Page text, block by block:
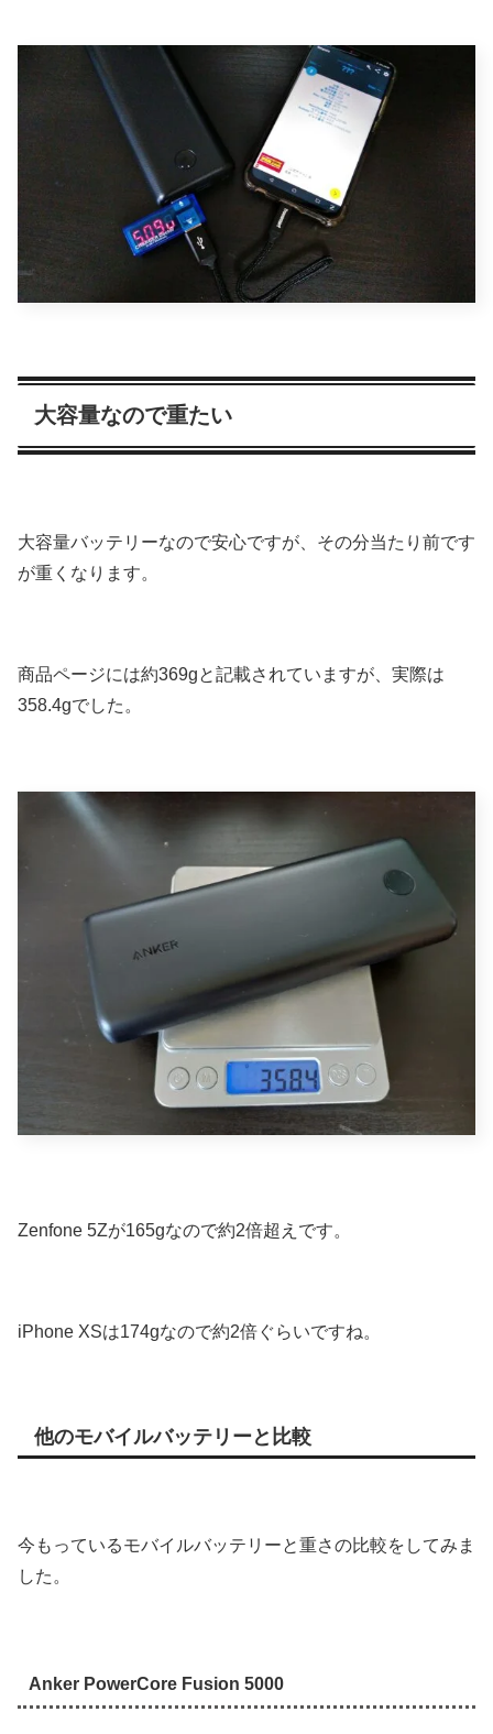
大容量なので重たい
大容量バッテリーなので安心ですが、その分当たり前です
が重くなります。
商品ページには約369gと記載されていますが、実際は
358.4gでした。
Zenfone 5Zが165gなので約2倍超えです。
iPhone XSは174gなので約2倍ぐらいですね。
他のモバイルバッテリーと比較
今もっているモバイルバッテリーと重さの比較をしてみま
した。
Anker PowerCore Fusion 5000